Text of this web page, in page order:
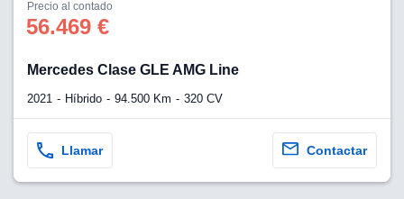
para
perfiles
utilizar
contenido,
para la
Precio al contado
56.469 €
Mercedes Clase GLE AMG Line
2021 Híbrido 94.500 Km 320 CV
Llamar Contactar